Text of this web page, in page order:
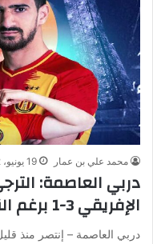
محمد علي بن عمار 19 يونيو، 2022
دربي العاصمة:
الإفريقي 3-1 برغم النقص العددي
دربي العاصمة – إنتصر منذ